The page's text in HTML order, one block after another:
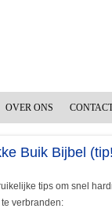
OVER ONS
Buik Bijbel
tips om snel
verbranden: